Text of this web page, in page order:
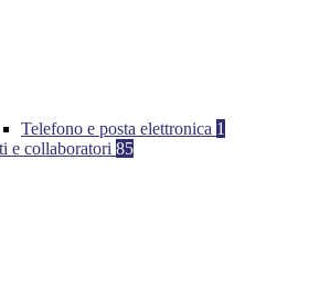
Telefono e posta elettronica 1
e collaboratori 85